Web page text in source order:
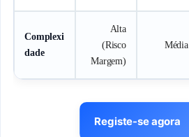
Complexi
dade
Alta
(Risco
Margem)
Média
Registe-se agora